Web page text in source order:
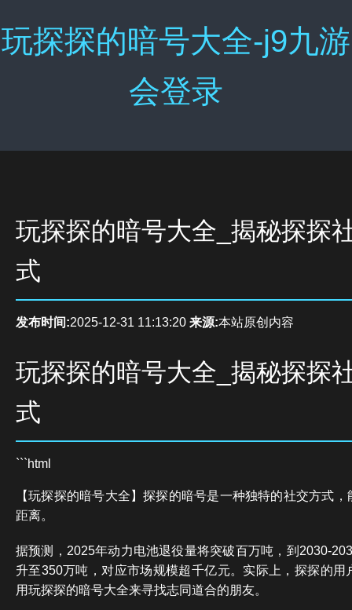
玩探探的暗号大全-j9九游
会登录
玩探探的暗号大全_揭秘探探
式
发布时间:2025-12-31 11:13:20 来源:本站原创内容
玩探探的暗号大全_揭秘探探
式
```html
【玩探探的暗号大全】探探的暗号是一种独特的社交方式
距离。
据预测，2025年动力电池退役量将突破百万吨，到2030-
升至350万吨，对应市场规模超千亿元。实际上，探探的用
用玩探探的暗号大全来寻找志同道合的朋友。